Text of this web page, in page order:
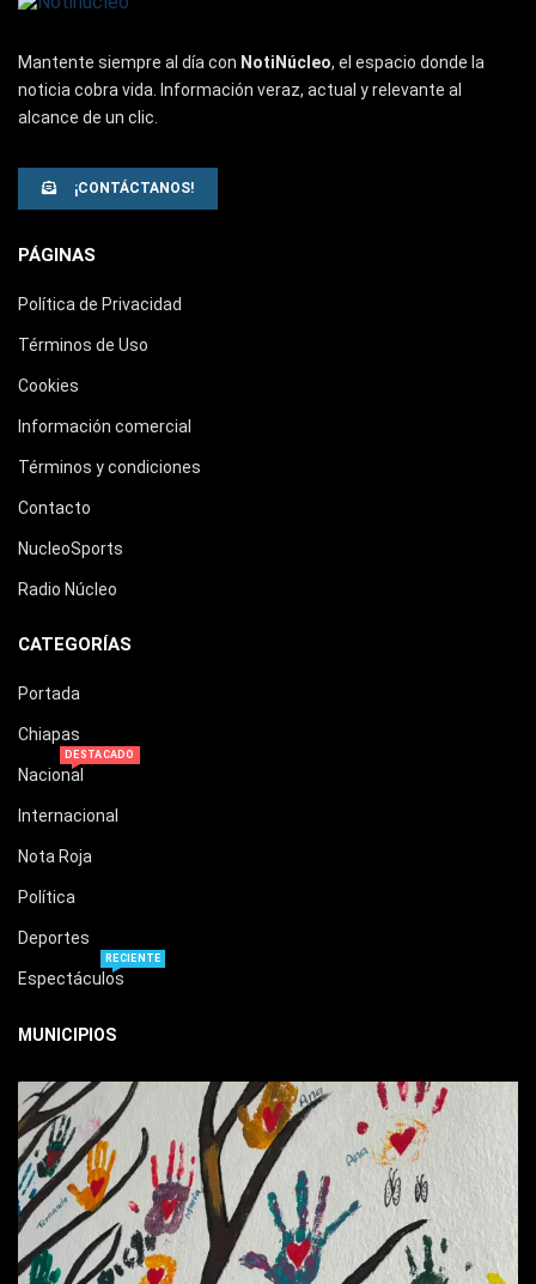
Mantente siempre al día con NotiNúcleo, el espacio donde la
noticia cobra vida. Información veraz, actual y relevante al
alcance de un clic.
¡CONTÁCTANOS!
PÁGINAS
Política de Privacidad
Términos de Uso
Cookies
Información comercial
Términos y condiciones
Contacto
NucleoSports
Radio Núcleo
CATEGORÍAS
Portada
Chiapas
Nacional
DESTACADO
Internacional
Nota Roja
Política
Deportes
Espectáculos
RECIENTE
MUNICIPIOS